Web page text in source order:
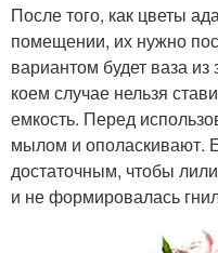
После того, как цветы
помещении, их нужно
вариантом будет ваза
коем случае нельзя
емкость. Перед
мылом и ополаскивают.
достаточным, чтобы
и не формировалась